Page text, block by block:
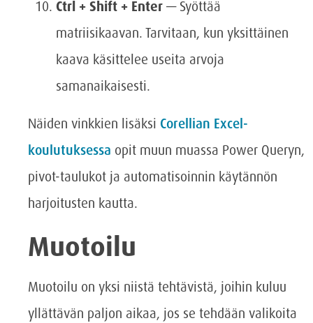
Ctrl + Shift + Enter — Syöttää
matriisikaavan. Tarvitaan, kun yksittäinen
kaava käsittelee useita arvoja
samanaikaisesti.
Näiden vinkkien lisäksi Corellian Excel-
koulutuksessa opit muun muassa Power Queryn,
pivot-taulukot ja automatisoinnin käytännön
harjoitusten kautta.
Muotoilu
Muotoilu on yksi niistä tehtävistä, joihin kuluu
yllättävän paljon aikaa, jos se tehdään valikoita